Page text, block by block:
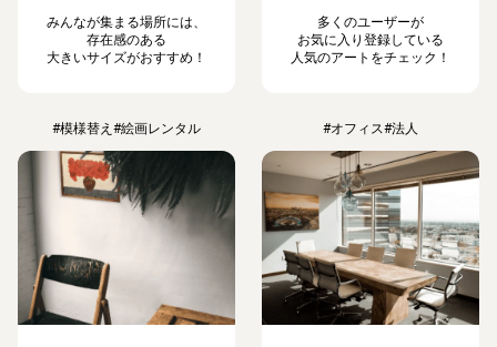
みんなが集まる場所には、
存在感のある
大きいサイズがおすすめ！
多くのユーザーが
お気に入り登録している
人気のアートをチェック！
#模様替え #絵画レンタル #オフィス#法人